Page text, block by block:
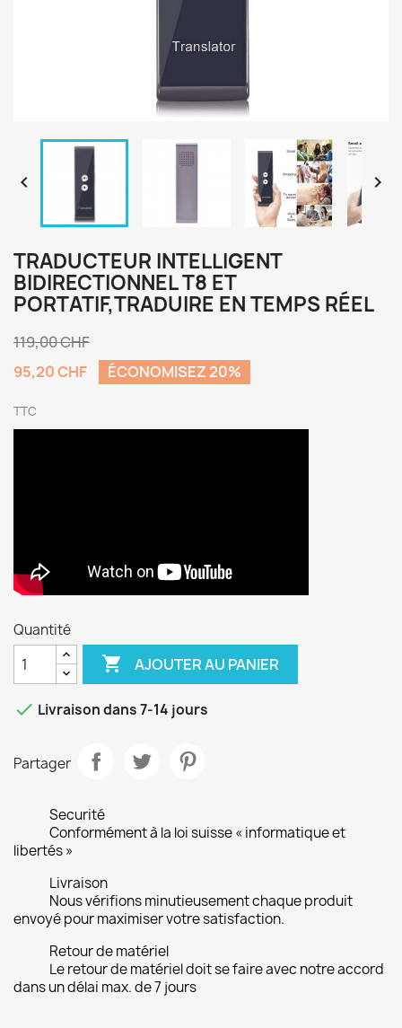
 
TRADUCTEUR INTELLIGENT
BIDIRECTIONNEL T8 ET
PORTATIF,TRADUIRE EN TEMPS RÉEL
119,00 CHF
95,20 CHF
ÉCONOMISEZ 20%
TTC
Quantité
 AJOUTER AU PANIER
 Livraison dans 7-14 jours
Partager
Securité
Conformément à la loi suisse « informatique et
libertés »
Livraison
Nous vérifions minutieusement chaque produit
envoyé pour maximiser votre satisfaction.
Retour de matériel
Le retour de matériel doit se faire avec notre accord
dans un délai max. de 7 jours